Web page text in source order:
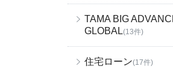
TAMA BIG
GLOBAL(13件)
住宅ローン(17件)